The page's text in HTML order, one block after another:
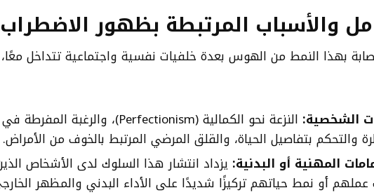
والأسباب المرتبطة بظهور الاضطراب
بهذا النمط من الهوس بعدة خلفيات نفسية واجتماعية تتداخل معًا،
الشخصية:
النزعة نحو الكمالية (Perfectionism)، والرغبة المفرطة في
والتحكم بتفاصيل الحياة، والقلق المرضي المرتبط بالخوف من الأمراض.
المهنية أو البدنية: يزداد انتشار هذا السلوك لدى الأشخاص
أو نمط حياتهم تركيزًا شديدًا على الأداء البدني والمظهر